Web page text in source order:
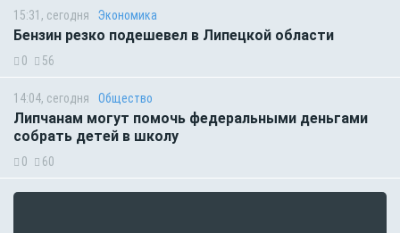
15:31, сегодня Экономика
Бензин резко подешевел в Липецкой области
0 56
14:04, сегодня Общество
Липчанам могут помочь федеральными деньгами
собрать детей в школу
0 60